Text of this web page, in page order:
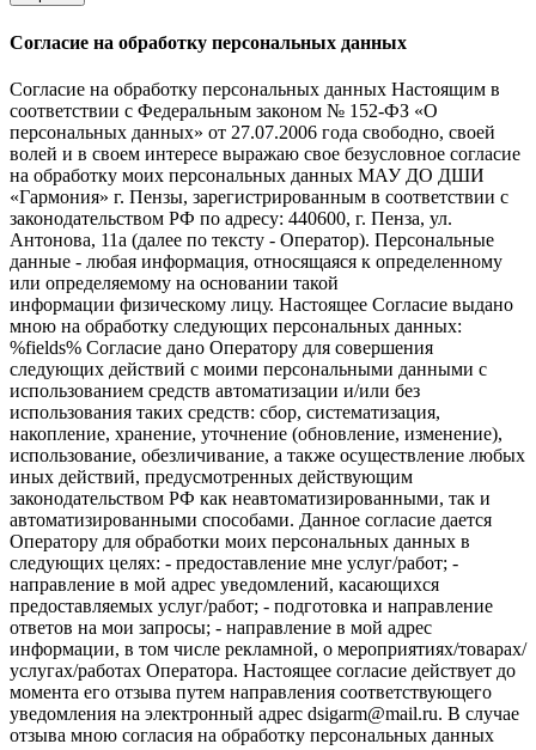
Согласие на обработку персональных данных
Согласие на обработку персональных данных Настоящим в
соответствии с Федеральным законом № 152-ФЗ «О
персональных данных» от 27.07.2006 года свободно, своей
волей и в своем интересе выражаю свое безусловное согласие
на обработку моих персональных данных МАУ ДО ДШИ
«Гармония» г. Пензы, зарегистрированным в соответствии с
законодательством РФ по адресу: 440600, г. Пенза, ул.
Антонова, 11а (далее по тексту - Оператор). Персональные
данные - любая информация, относящаяся к определенному
или определяемому на основании такой
информации физическому лицу. Настоящее Согласие выдано
мною на обработку следующих персональных данных:
%fields% Согласие дано Оператору для совершения
следующих действий с моими персональными данными с
использованием средств автоматизации и/или без
использования таких средств: сбор, систематизация,
накопление, хранение, уточнение (обновление, изменение),
использование, обезличивание, а также осуществление любых
иных действий, предусмотренных действующим
законодательством РФ как неавтоматизированными, так и
автоматизированными способами. Данное согласие дается
Оператору для обработки моих персональных данных в
следующих целях: - предоставление мне услуг/работ; -
направление в мой адрес уведомлений, касающихся
предоставляемых услуг/работ; - подготовка и направление
ответов на мои запросы; - направление в мой адрес
информации, в том числе рекламной, о мероприятиях/товарах/
услугах/работах Оператора. Настоящее согласие действует до
момента его отзыва путем направления соответствующего
уведомления на электронный адрес dsigarm@mail.ru. В случае
отзыва мною согласия на обработку персональных данных